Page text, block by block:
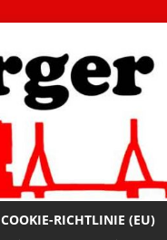
COOKIE-RICHTLINIE (EU)